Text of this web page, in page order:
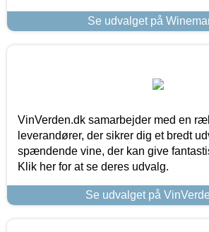
Se udvalget på
VinVerden.dk samarbejder med en
leverandører, der sikrer dig et bredt
spændende vine, der kan give
Klik her for at se deres udvalg.
Se udvalget på